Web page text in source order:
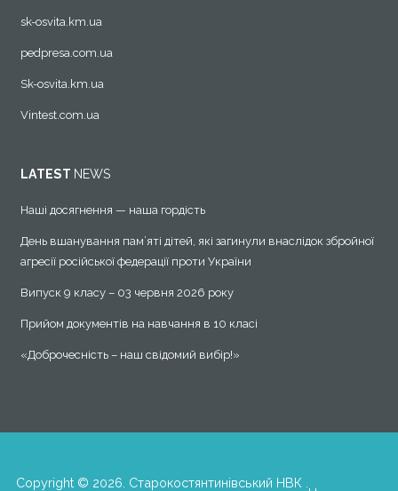
sk-osvita.km.ua
pedpresa.com.ua
Sk-osvita.km.ua
Vintest.com.ua
LATEST NEWS
Наші досягнення — наша гордість
День вшанування пам’яті дітей, які загинули внаслідок збройної
агресії російської федерації проти України
Випуск 9 класу – 03 червня 2026 року
Прийом документів на навчання в 10 класі
«Доброчесність – наш свідомий вибір!»
Copyright © 2026. Старокостянтинівський НВК .